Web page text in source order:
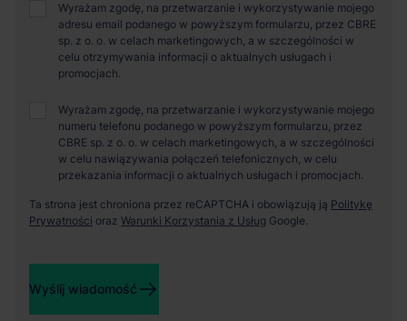
Wyrażam zgodę, na przetwarzanie i wykorzystywanie mojego
adresu email podanego w powyższym formularzu, przez CBRE
sp. z o. o. w celach marketingowych, a w szczególności w
celu otrzymywania informacji o aktualnych usługach i
promocjach.
Wyrażam zgodę, na przetwarzanie i wykorzystywanie mojego
numeru telefonu podanego w powyższym formularzu, przez
CBRE sp. z o. o. w celach marketingowych, a w szczególności
w celu nawiązywania połączeń telefonicznych, w celu
przekazania informacji o aktualnych usługach i promocjach.
Ta strona jest chroniona przez reCAPTCHA i obowiązują ją Politykę
Prywatności oraz Warunki Korzystania z Usług Google.
Wyślij wiadomość